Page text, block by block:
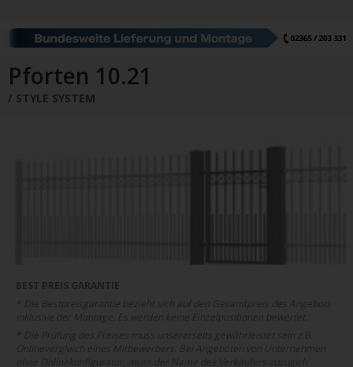
Schiebetore Industrie
Download
Industrie Zaunsysteme
Schranken
Pforten 10.21
STYLE SYSTEM
BEST PREIS GARANTIE
inklusive der Montage. Es werden keine Einzelpositionen bewertet.
* Die Prüfung des Preises muss unsererseits gewährleistet sein z.B.
Onlinevergleich eines Mitbewerbers. Bei Angeboten von Unternehmen